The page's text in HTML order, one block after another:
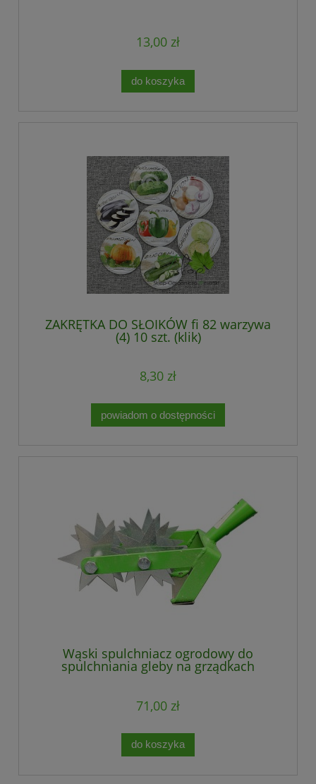
13,00 zł
do koszyka
ZAKRĘTKA DO SŁOIKÓW fi 82 warzywa
(4) 10 szt. (klik)
8,30 zł
powiadom o dostępności
Wąski spulchniacz ogrodowy do
spulchniania gleby na grządkach
71,00 zł
do koszyka